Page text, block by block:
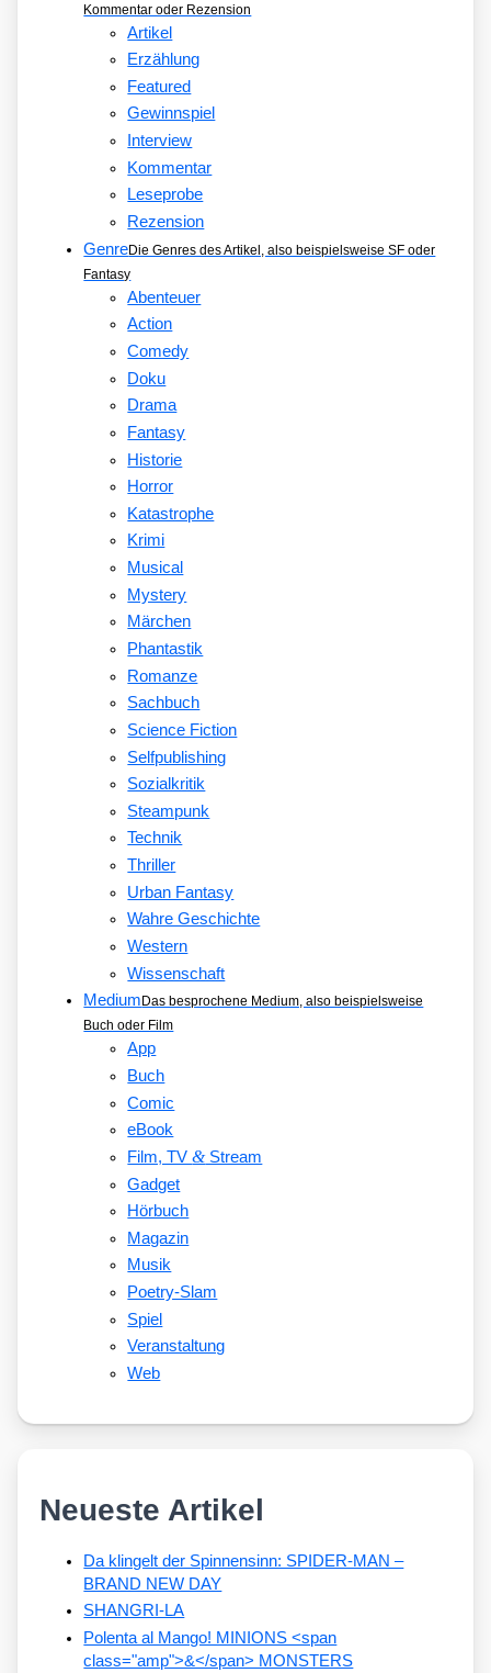
Kommentar oder Rezension
Artikel
Erzählung
Featured
Gewinnspiel
Interview
Kommentar
Leseprobe
Rezension
GenreDie Genres des Artikel, also beispielsweise SF oder
Fantasy
Abenteuer
Action
Comedy
Doku
Drama
Fantasy
Historie
Horror
Katastrophe
Krimi
Musical
Mystery
Märchen
Phantastik
Romanze
Sachbuch
Science Fiction
Selfpublishing
Sozialkritik
Steampunk
Technik
Thriller
Urban Fantasy
Wahre Geschichte
Western
Wissenschaft
Medium Das besprochene Medium, also beispielsweise
Buch oder Film
App
Buch
Comic
eBook
Film, TV&Stream
Gadget
Hörbuch
Magazin
Musik
Poetry-Slam
Spiel
Veranstaltung
Web
Neueste Artikel
Da klingelt der Spinnensinn: SPIDER-MAN –
BRAND NEW DAY
SHANGRI-LA
Polenta al Mango! MINIONS <span
class="amp">&</span> MONSTERS